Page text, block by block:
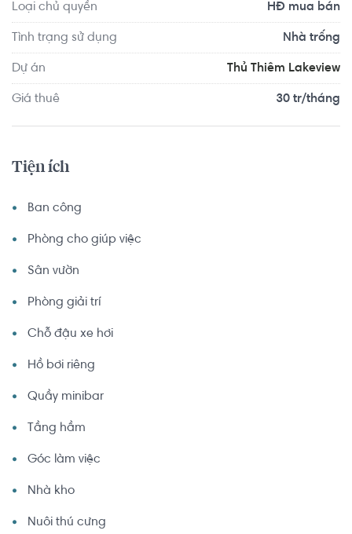
Loại chủ quyền HĐ mua bán
Tình trạng sử dụng Nhà trống
Dự án Thủ Thiêm Lakeview
Giá thuê 30 tr/tháng
Tiện ích
Ban công
Phòng cho giúp việc
Sân vườn
Phòng giải trí
Chỗ đậu xe hơi
Hồ bơi riêng
Quầy minibar
Tầng hầm
Góc làm việc
Nhà kho
Nuôi thú cưng